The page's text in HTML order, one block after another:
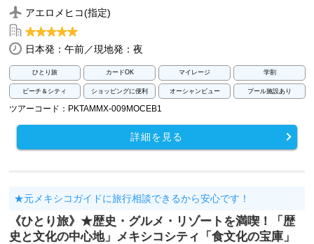
アエロメヒコ(指定)
日本発：午前／現地発：夜
ひとり旅 カードOK マイレージ 学割
ビーチ＆シティ ショッピングに便利 オーシャンビュー プール施設あり
ツアーコード：PKTAMMX-009MOCEB1
詳細を見る
★元メキシコガイドに旅行相談できるから安心です！
《ひとり旅》★歴史・グルメ・リゾートを満喫！「歴
史と文化の中心地」メキシコシティ「食文化の宝庫」